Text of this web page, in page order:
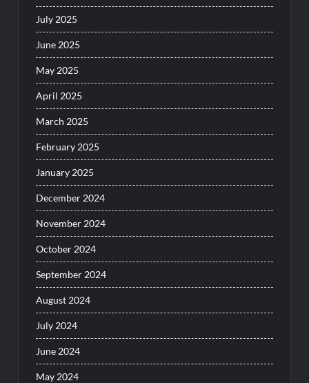
July 2025
June 2025
May 2025
April 2025
March 2025
February 2025
January 2025
December 2024
November 2024
October 2024
September 2024
August 2024
July 2024
June 2024
May 2024